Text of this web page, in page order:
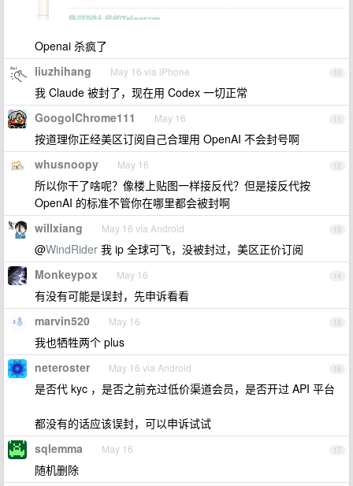
Openai 杀疯了
10
liuzhihang May 16 via iPhone
我 Claude 被封了，现在用 Codex 一切正常
11
GoogolChrome111 May 16
按道理你正经美区订阅自己合理用 OpenAI 不会封号啊
12
whusnoopy May 16
所以你干了啥呢？像楼上贴图一样接反代？但是接反代按
OpenAI 的标准不管你在哪里都会被封啊
13
willxiang May 16 via Android
@WindRider 我 ip 全球可飞，没被封过，美区正价订阅
14
Monkeypox May 16
有没有可能是误封，先申诉看看
15
marvin520 May 16
我也牺牲两个 plus
16
neteroster May 16 via Android
是否代 kyc ，是否之前充过低价渠道会员，是否开过 API 平台
都没有的话应该误封，可以申诉试试
17
sqlemma May 16
随机删除